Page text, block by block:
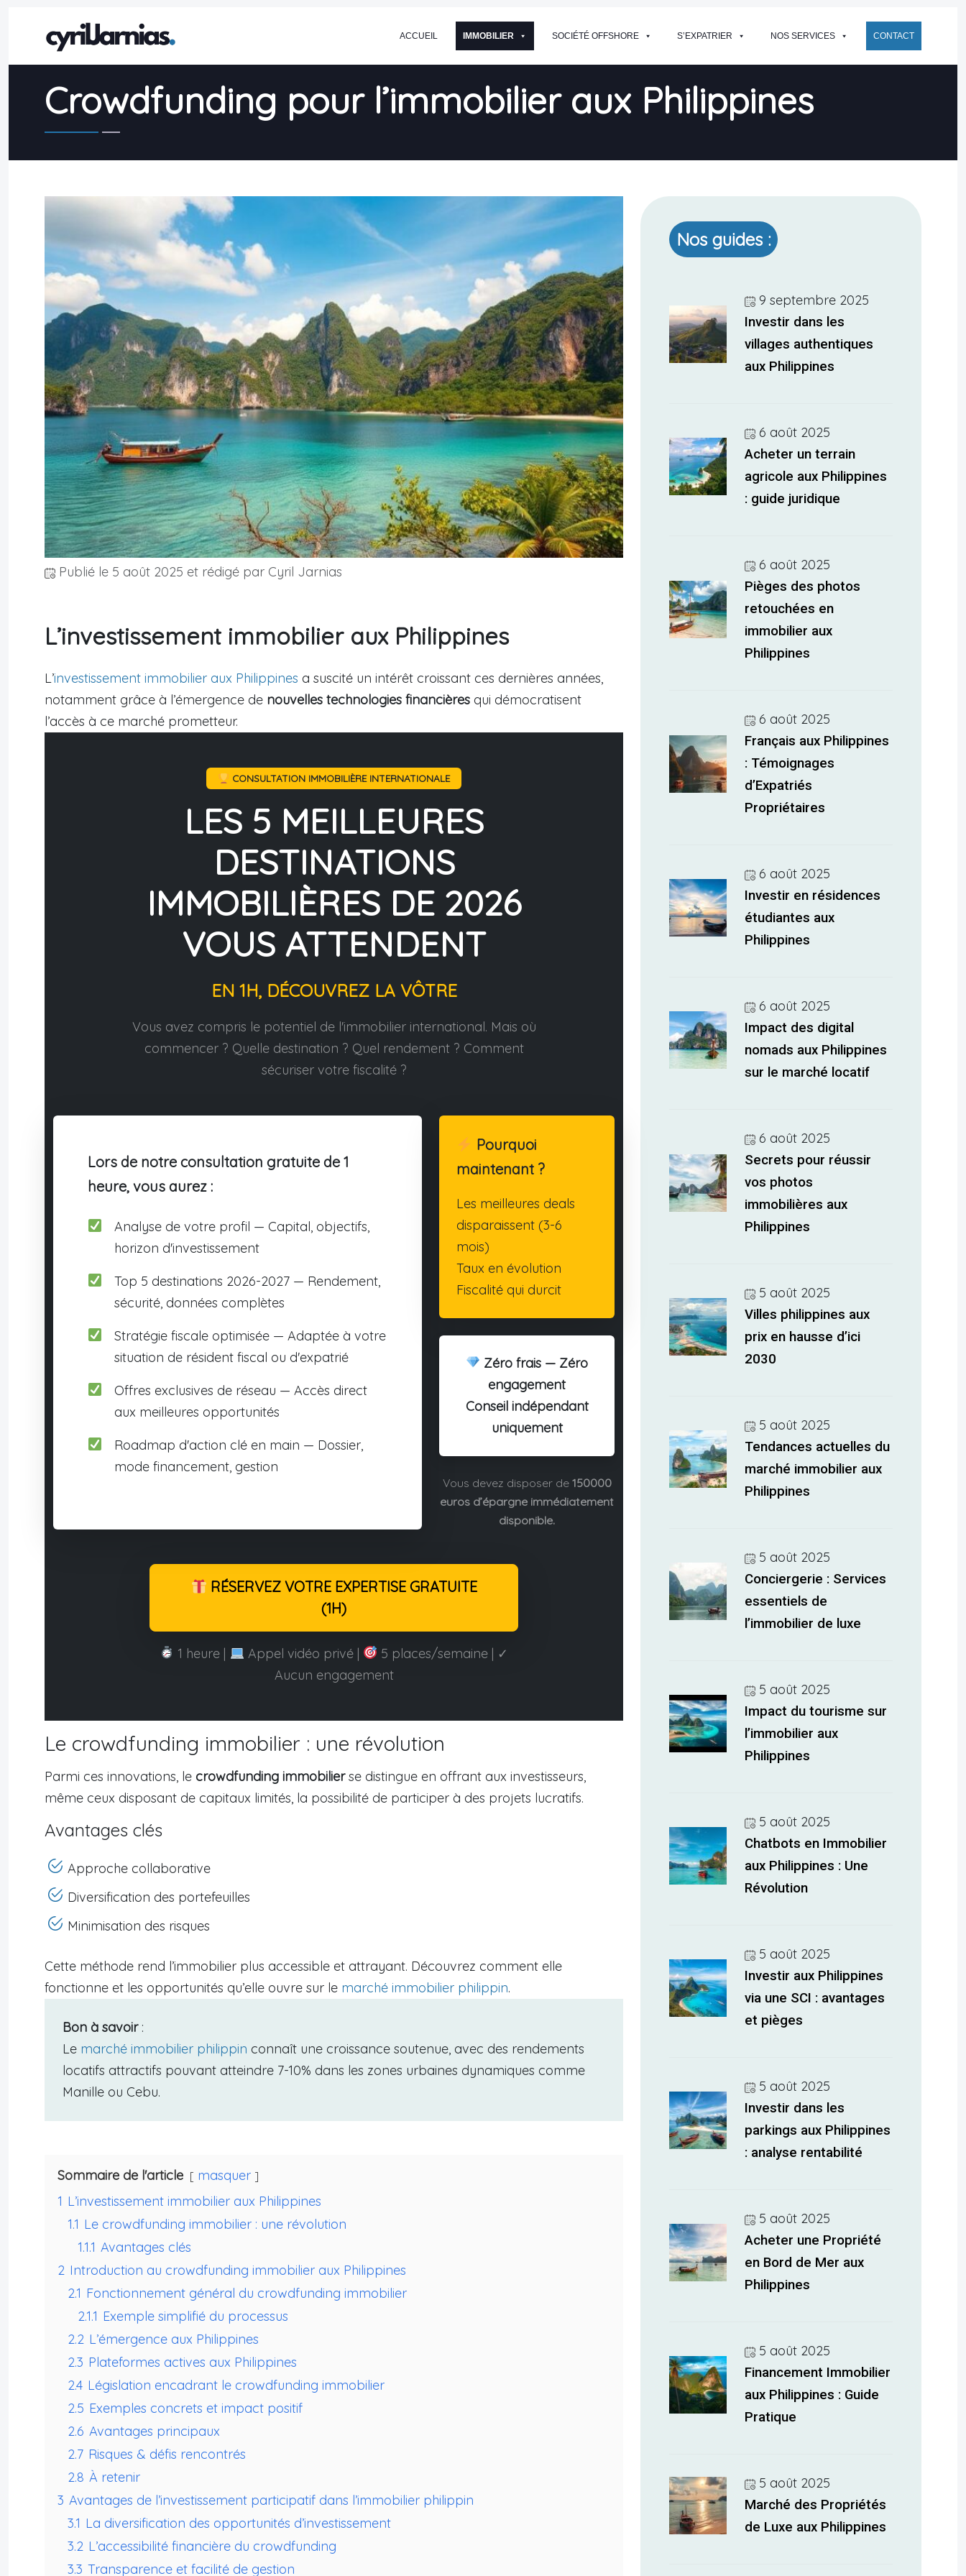
ACCUEIL IMMOBILIER SOCIÉTÉ OFFSHORE S’EXPATRIER NOS SERVICES CONTACT
Crowdfunding pour l’immobilier aux Philippines
Publié le 5 août 2025 et rédigé par Cyril Jarnias
L’investissement immobilier aux Philippines
L’investissement immobilier aux Philippines a suscité un intérêt croissant ces dernières années,
notamment grâce à l’émergence de nouvelles technologies financières qui démocratisent
l’accès à ce marché prometteur.
CONSULTATION IMMOBILIÈRE INTERNATIONALE
LES 5 MEILLEURES
DESTINATIONS
IMMOBILIÈRES DE 2026
VOUS ATTENDENT
EN 1H, DÉCOUVREZ LA VÔTRE
Vous avez compris le potentiel de l'immobilier international. Mais où
commencer ? Quelle destination ? Quel rendement ? Comment
sécuriser votre fiscalité ?
Lors de notre consultation gratuite de 1
heure, vous aurez :
Analyse de votre profil — Capital, objectifs,
horizon d'investissement
Top 5 destinations 2026-2027 — Rendement,
sécurité, données complètes
Stratégie fiscale optimisée — Adaptée à votre
situation de résident fiscal ou d'expatrié
Offres exclusives de réseau — Accès direct
aux meilleures opportunités
Roadmap d'action clé en main — Dossier,
mode financement, gestion
Pourquoi
maintenant ?
Les meilleures deals
disparaissent (3-6
mois)
Taux en évolution
Fiscalité qui durcit
Zéro frais — Zéro
engagement
Conseil indépendant
uniquement
Vous devez disposer de 150000
euros d’épargne immédiatement
disponible.
RÉSERVEZ VOTRE EXPERTISE GRATUITE
(1H)
1 heure | Appel vidéo privé |
5 places/semaine | ✓
Aucun engagement
Le crowdfunding immobilier : une révolution
Parmi ces innovations, le crowdfunding immobilierse distingue en offrant aux investisseurs,
même ceux disposant de capitaux limités, la possibilité de participer à des projets lucratifs.
Avantages clés
Approche collaborative
Diversification des portefeuilles
Minimisation des risques
Cette méthode rend l’immobilier plus accessible et attrayant. Découvrez comment elle
fonctionne et les opportunités qu’elle ouvre sur le marché immobilier philippin.
Bon à savoir:
Le marché immobilier philippin connaît une croissance soutenue, avec des rendements
locatifs attractifs pouvant atteindre 7-10% dans les zones urbaines dynamiques comme
Manille ou Cebu.
Sommaire de l'article
masquer
1 L’investissement immobilier aux Philippines
1.1 Le crowdfunding immobilier : une révolution
1.1.1 Avantages clés
2 Introduction au crowdfunding immobilier aux Philippines
2.1 Fonctionnement général du crowdfunding immobilier
2.1.1 Exemple simplifié du processus
2.2 L’émergence aux Philippines
2.3 Plateformes actives aux Philippines
2.4 Législation encadrant le crowdfunding immobilier
2.5 Exemples concrets et impact positif
2.6 Avantages principaux
2.7 Risques & défis rencontrés
2.8 À retenir
3 Avantages de l’investissement participatif dans l’immobilier philippin
3.1 La diversification des opportunités d’investissement
3.2 L’accessibilité financière du crowdfunding
3.3 Transparence et facilité de gestion
Nos guides :
9 septembre 2025
Investir dans les
villages authentiques
aux Philippines
6 août 2025
Acheter un terrain
agricole aux Philippines
: guide juridique
6 août 2025
Pièges des photos
retouchées en
immobilier aux
Philippines
6 août 2025
Français aux Philippines
: Témoignages
d’Expatriés
Propriétaires
6 août 2025
Investir en résidences
étudiantes aux
Philippines
6 août 2025
Impact des digital
nomads aux Philippines
sur le marché locatif
6 août 2025
Secrets pour réussir
vos photos
immobilières aux
Philippines
5 août 2025
Villes philippines aux
prix en hausse d’ici
2030
5 août 2025
Tendances actuelles du
marché immobilier aux
Philippines
5 août 2025
Conciergerie : Services
essentiels de
l’immobilier de luxe
5 août 2025
Impact du tourisme sur
l’immobilier aux
Philippines
5 août 2025
Chatbots en Immobilier
aux Philippines : Une
Révolution
5 août 2025
Investir aux Philippines
via une SCI : avantages
et pièges
5 août 2025
Investir dans les
parkings aux Philippines
: analyse rentabilité
5 août 2025
Acheter une Propriété
en Bord de Mer aux
Philippines
5 août 2025
Financement Immobilier
aux Philippines : Guide
Pratique
5 août 2025
Marché des Propriétés
de Luxe aux Philippines